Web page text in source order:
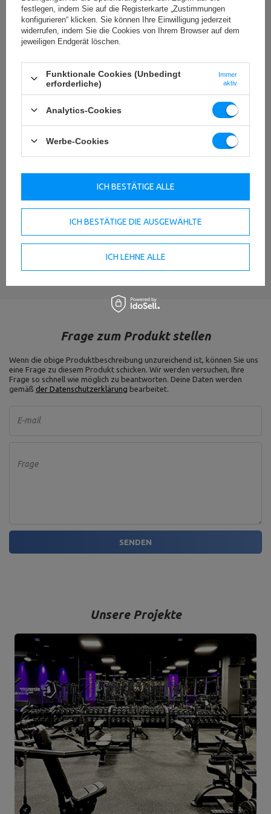
Country:Polen
E-mail address:
serwis@marbosport.eu
5/5
Inhalt Ihrer Bewertung
Ihre E-Mail-Adresse
BEWERTUNG ABSCHICKEN
Frage zum Produkt stellen
Wenn die obige Produktbeschreibung unzureichend ist, können Sie uns
eine Frage zu diesem Produkt schicken. Wir werden versuchen, Ihre
Frage so schnell wie möglich zu beantworten. Deine Daten werden
gemäß der Datenschutzerklärung bearbeitet.
E-mail
Frage
SENDEN
Unsere Projekte
festlegen, indem Sie auf die Registerkarte „Zustimmungen
konfigurieren“ klicken. Sie können Ihre Einwilligung jederzeit
widerrufen, indem Sie die Cookies von Ihrem Browser auf dem
jeweiligen Endgerät löschen.
Funktionale Cookies (Unbedingt
erforderliche)
Immer
aktiv
Analytics-Cookies
Werbe-Cookies
ICH BESTÄTIGE DIE AUSGEWÄHLTE
ICH LEHNE ALLE
ICH BESTÄTIGE ALLE